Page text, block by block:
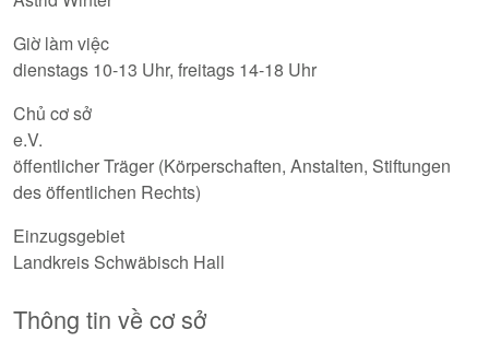
Giờ làm việc
dienstags 10-13 Uhr, freitags 14-18 Uhr
Chủ cơ sở
e.V.
öffentlicher Träger (Körperschaften, Anstalten, Stiftungen
des öffentlichen Rechts)
Einzugsgebiet
Landkreis Schwäbisch Hall
Thông tin về cơ sở